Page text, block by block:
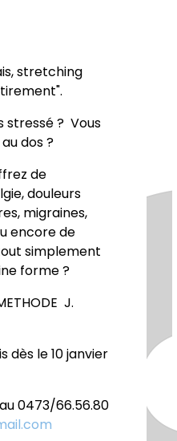
stretching
.
stressé ? Vous
dos ?
de
douleurs
migraines,
encore de
simplement
forme ?
J.
dès le 10 janvier
0473/66.56.80